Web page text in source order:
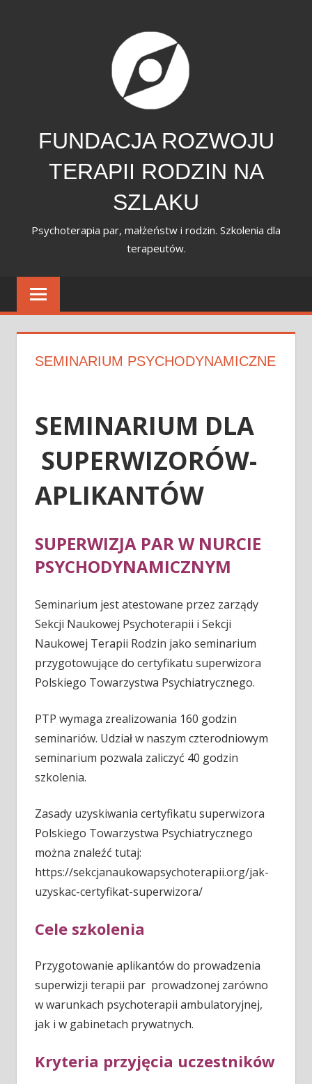
FUNDACJA ROZWOJU
TERAPII RODZIN NA
SZLAKU
Psychoterapia par, małżeństw i rodzin. Szkolenia dla
terapeutów.
SEMINARIUM PSYCHODYNAMICZNE
SEMINARIUM DLA
SUPERWIZORÓW-
APLIKANTÓW
SUPERWIZJA PAR W NURCIE
PSYCHODYNAMICZNYM
Seminarium jest atestowane przez zarządy
Sekcji Naukowej Psychoterapii i Sekcji
Naukowej Terapii Rodzin jako seminarium
przygotowujące do certyfikatu superwizora
Polskiego Towarzystwa Psychiatrycznego.
PTP wymaga zrealizowania 160 godzin
seminariów. Udział w naszym czterodniowym
seminarium pozwala zaliczyć 40 godzin
szkolenia.
Zasady uzyskiwania certyfikatu superwizora
Polskiego Towarzystwa Psychiatrycznego
można znaleźć tutaj:
https://sekcjanaukowapsychoterapii.org/jak-
uzyskac-certyfikat-superwizora/
Cele szkolenia
Przygotowanie aplikantów do prowadzenia
superwizji terapii par prowadzonej zarówno
w warunkach psychoterapii ambulatoryjnej,
jak i w gabinetach prywatnych.
Kryteria przyjęcia uczestników